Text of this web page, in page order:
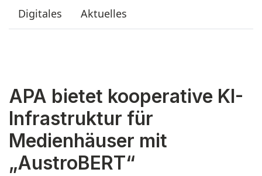
Digitales
Aktuelles
APA bietet kooperative KI-
Infrastruktur für
Medienhäuser mit
„AustroBERT“